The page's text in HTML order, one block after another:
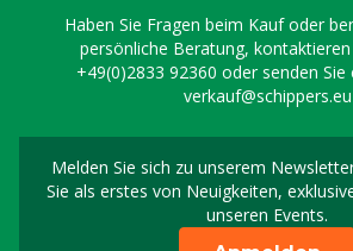
Stromkabel 100 m
8804625
Haben Sie Fragen beim Kauf oder
persönliche Beratung,
+49(0)2833 92360 oder senden Sie
verkauf@schippers.eu
Melden Sie sich zu unserem
Sie als erstes von Neuigkeiten,
unseren Events.